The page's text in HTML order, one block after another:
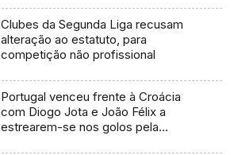
Clubes da Segunda Liga recusam
alteração ao estatuto, para
competição não profissional
Portugal venceu frente à Croácia
com Diogo Jota e João Félix a
estrearem-se nos golos pela